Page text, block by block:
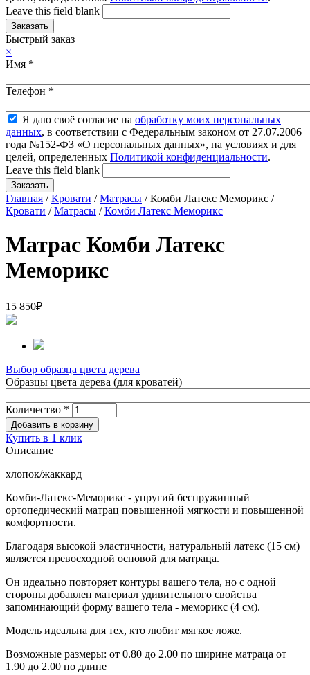
Leave this field blank
Быстрый заказ
×
Имя *
Телефон *
Я даю своё согласие на обработку моих персональных
данных, в соответствии с Федеральным законом от 27.07.2006
года №152-ФЗ «О персональных данных», на условиях и для
целей, определенных Политикой конфиденциальности.
Leave this field blank
Главная /Кровати /Матрасы / Комби Латекс Меморикс /
Кровати /Матрасы /Комби Латекс Меморикс
Матрас Комби Латекс
Меморикс
15 850₽
Выбор образца цвета дерева
Образцы цвета дерева (для кроватей)
Количество *
Купить в 1 клик
Описание
хлопок/жаккард
Комби-Латекс-Меморикс - упругий беспружинный
ортопедический матрац повышенной мягкости и повышенной
комфортности.
Благодаря высокой эластичности, натуральный латекс (15 см)
является превосходной основой для матраца.
Он идеально повторяет контуры вашего тела, но с одной
стороны добавлен материал удивительного свойства
запоминающий форму вашего тела - меморикс (4 см).
Модель идеальна для тех, кто любит мягкое ложе.
Возможные размеры: от 0.80 до 2.00 по ширине матраца от
1.90 до 2.00 по длине